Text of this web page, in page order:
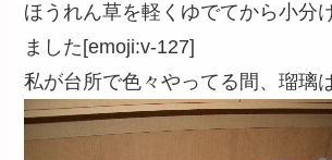
ほうれん草を軽くゆでてから小分
ました[emoji:v-127]
私が台所で色々やってる間、瑠璃